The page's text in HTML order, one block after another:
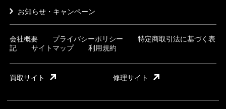
お知らせ・キャンペーン
会社概要 プライバシーポリシー
特定商取引法に基づく表
記
サイトマップ 利用規約
買取サイト 修理サイト